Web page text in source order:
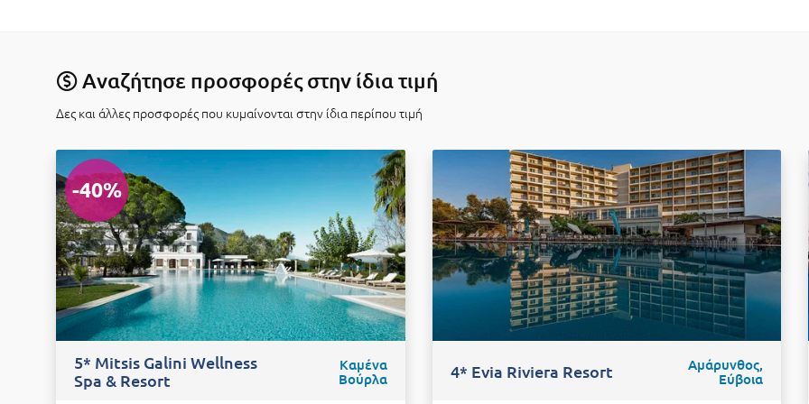
Αναζήτησε προσφορές στην ίδια τιμή
Δες και άλλες προσφορές που κυμαίνονται στην ίδια περίπου τιμή
-40%
5* Mitsis Galini Wellness
Spa & Resort
Καμένα
Βούρλα
4* Evia Riviera Resort
Αμάρυνθος,
Εύβοια